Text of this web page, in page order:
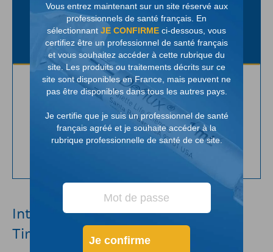
International Grading of VUR: It's
Time to Make a Change
Vous entrez maintenant sur un site réservé aux
professionnels de santé français. En
sélectionnant JE CONFIRME ci-dessous, vous
certifiez être un professionnel de santé français
et vous souhaitez accéder à cette rubrique du
site. Les produits ou traitements décrits sur ce
site sont disponibles en France, mais peuvent ne
pas être disponibles dans tous les autres pays.
Je certifie que je suis un professionnel de santé
français agréé et je souhaite accéder à la
rubrique professionnelle de santé de ce site.
Je confirme